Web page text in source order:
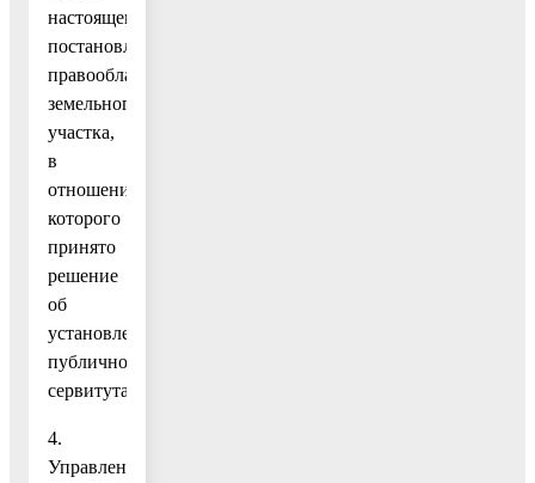
настоящего
постановления
правообладателю
земельного
участка,
в
отношении
которого
принято
решение
об
установлении
публичного
сервитута.
4.
Управлению